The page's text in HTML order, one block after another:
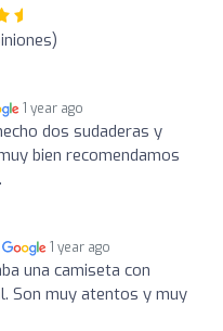
1 year ago
dos sudaderas y
bien recomendamos
1 year ago
una camiseta con
Son muy atentos y muy